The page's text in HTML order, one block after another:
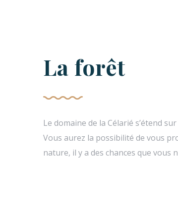
La forêt
Le domaine de la Célarié s’étend
Vous aurez la possibilité de vous
nature, il y a des chances que vous